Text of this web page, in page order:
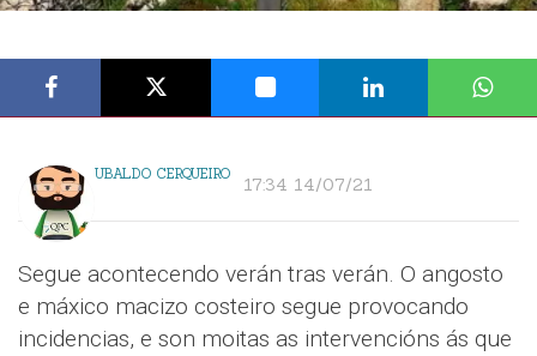
UBALDO CERQUEIRO 17:34 14/07/21
Segue acontecendo verán tras verán. O angosto
e máxico macizo costeiro segue provocando
incidencias, e son moitas as intervencións ás que